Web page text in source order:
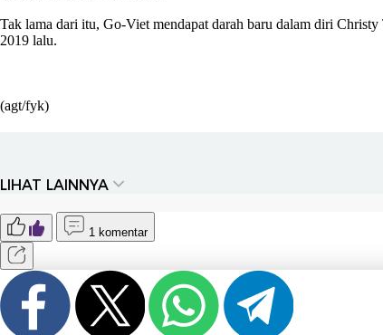
Tak lama dari itu, Go-Viet mendapat darah baru dalam diri
2019 lalu.
(agt/fyk)
LIHAT LAINNYA
1 komentar